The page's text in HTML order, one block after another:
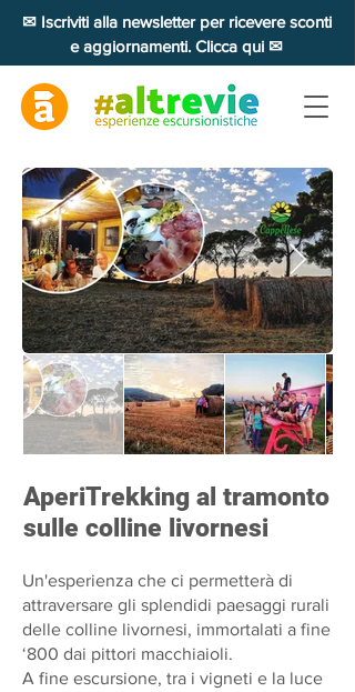
✉ Iscriviti alla newsletter per ricevere sconti
e aggiornamenti. Clicca qui ✉
AperiTrekking al tramonto
sulle colline livornesi
Un'esperienza che ci permetterà di
attraversare gli splendidi paesaggi rurali
delle colline livornesi, immortalati a fine
‘800 dai pittori macchiaioli.
A fine escursione, tra i vigneti e la luce